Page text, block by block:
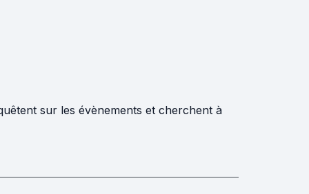
sur les évènements et cherchent à